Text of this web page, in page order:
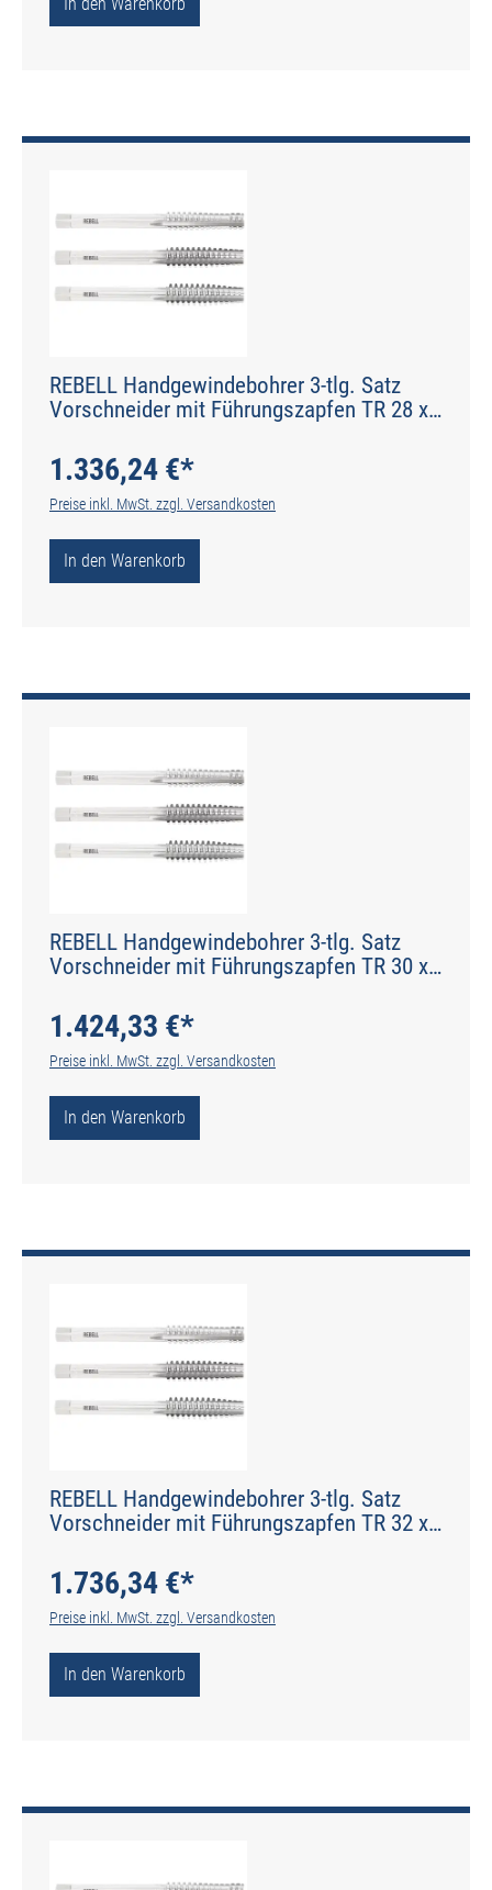
REBELL Handgewindebohrer 3-tlg. Satz
Vorschneider mit Führungszapfen TR 28 x
- Typ N
1.336,24 €*
Preise inkl. MwSt. zzgl. Versandkosten
In den Warenkorb
REBELL Handgewindebohrer 3-tlg. Satz
Vorschneider mit Führungszapfen TR 30 x
- Typ N
1.424,33 €*
Preise inkl. MwSt. zzgl. Versandkosten
In den Warenkorb
REBELL Handgewindebohrer 3-tlg. Satz
Vorschneider mit Führungszapfen TR 32 x
- Typ N
1.736,34 €*
Preise inkl. MwSt. zzgl. Versandkosten
In den Warenkorb